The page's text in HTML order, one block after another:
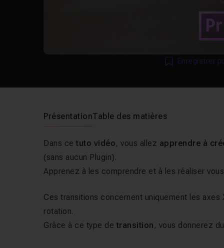
Enregistrer
PrésentationTable des matières
Dans cetuto vidéo, vous allez apprendre à
(sans aucun Plugin).
Apprenez à les comprendre et à les réaliser
Ces transitions concernent uniquement les
rotation.
Grâce à ce type de transition , vous donnerez du